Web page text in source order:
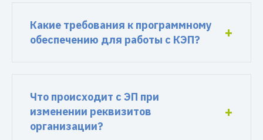
Какие требования к программному
обеспечению для работы с КЭП?
Что происходит с ЭП при
изменении реквизитов
организации?